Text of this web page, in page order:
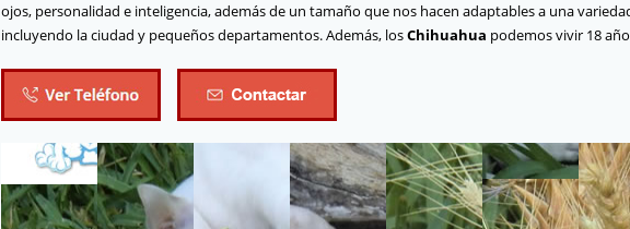
ojos, personalidad e inteligencia, además de un tamaño que nos hacen adaptables a una
incluyendo la ciudad y pequeños departamentos. Además, losChihuahua podemos vivir 18